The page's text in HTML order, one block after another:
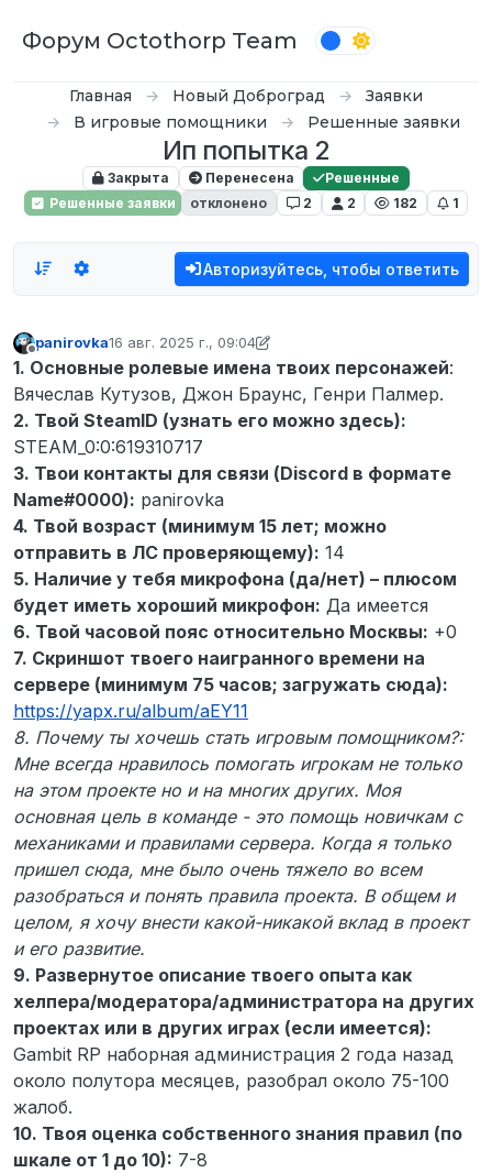
Форум Octothorp Team
Главная Новый Доброград
Заявки
В игровые помощники
Решенные заявки
Ип попытка 2
Закрыта Перенесена
Решенные
Решенные заявки
отклонено 2 2 182 1
Авторизуйтесь, чтобы ответить
Не в сети
panirovka16 авг. 2025 г., 09:04
отредактировано D0n Bar0n
1. Основные ролевые имена твоих персонажей:
Вячеслав Кутузов, Джон Браунс, Генри Палмер.
2. Твой SteamID (узнать его можно здесь):
STEAM_0:0:619310717
3. Твои контакты для связи (Discord в формате
Name#0000): panirovka
4. Твой возраст (минимум 15 лет; можно
отправить в ЛС проверяющему): 14
5. Наличие у тебя микрофона (да/нет) – плюсом
будет иметь хороший микрофон: Да имеется
6. Твой часовой пояс относительно Москвы: +0
7. Скриншот твоего наигранного времени на
сервере (минимум 75 часов; загружать сюда):
https://yapx.ru/album/aEY11
8. Почему ты хочешь стать игровым помощником?:
Мне всегда нравилось помогать игрокам не только
на этом проекте но и на многих других. Моя
основная цель в команде - это помощь новичкам с
механиками и правилами сервера. Когда я только
пришел сюда, мне было очень тяжело во всем
разобраться и понять правила проекта. В общем и
целом, я хочу внести какой-никакой вклад в проект
и его развитие.
9. Развернутое описание твоего опыта как
хелпера/модератора/администратора на других
проектах или в других играх (если имеется):
Gambit RP наборная администрация 2 года назад
около полутора месяцев, разобрал около 75-100
жалоб.
10. Твоя оценка собственного знания правил (по
шкале от 1 до 10): 7-8